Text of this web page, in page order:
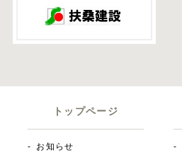
トップページ
お知らせ